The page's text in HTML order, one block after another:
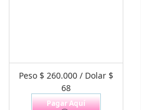
Peso $ 260.000 / Dolar $
68
Pagar Aquí